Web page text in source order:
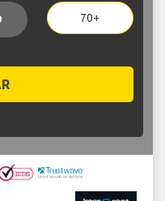
70+